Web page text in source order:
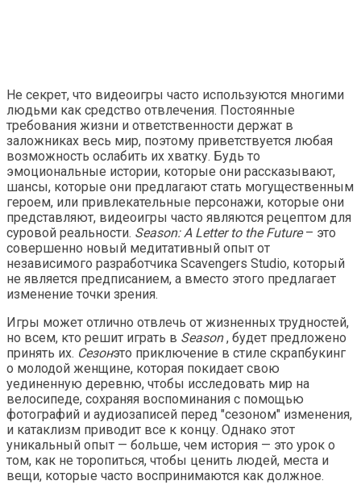
Не секрет, что видеоигры часто используются многими
людьми как средство отвлечения. Постоянные
требования жизни и ответственности держат в
заложниках весь мир, поэтому приветствуется любая
возможность ослабить их хватку. Будь то
эмоциональные истории, которые они рассказывают,
шансы, которые они предлагают стать могущественным
героем, или привлекательные персонажи, которые они
представляют, видеоигры часто являются рецептом для
суровой реальности. Season: A Letter to the Future– это
совершенно новый медитативный опыт от
независимого разработчика Scavengers Studio, который
не является предписанием, а вместо этого предлагает
изменение точки зрения.
Игры может отлично отвлечь от жизненных трудностей,
но всем, кто решит играть в Season, будет предложено
принять их. Сезонэто приключение в стиле скрапбукинг
о молодой женщине, которая покидает свою
уединенную деревню, чтобы исследовать мир на
велосипеде, сохраняя воспоминания с помощью
фотографий и аудиозаписей перед "сезоном" изменения,
и катаклизм приводит все к концу. Однако этот
уникальный опыт — больше, чем история — это урок о
том, как не торопиться, чтобы ценить людей, места и
вещи, которые часто воспринимаются как должное.